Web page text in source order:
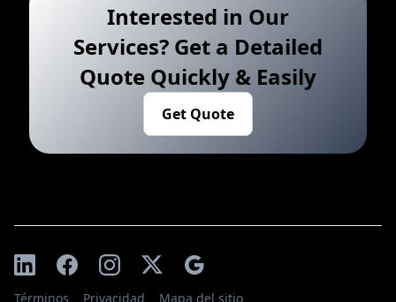
Interested in Our
Services? Get a Detailed
Quote Quickly & Easily
Get Quote
Términos Privacidad Mapa del sitio